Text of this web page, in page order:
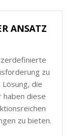
ANSATZ
zu
die
diese
zu bieten.